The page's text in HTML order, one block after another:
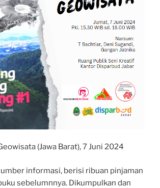
(Jawa Barat), 7 Juni 2024
informasi, berisi ribuan pinjaman
sebelumnnya. Dikumpulkan dan